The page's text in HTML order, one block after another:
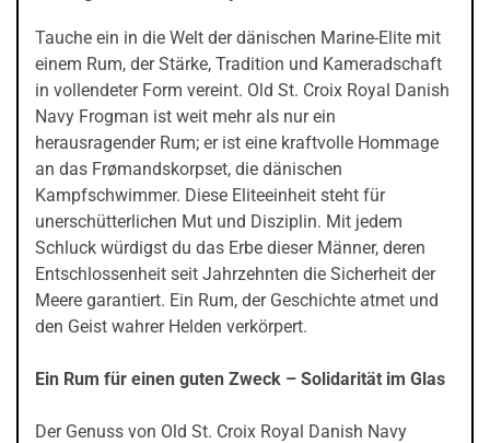
Tauche ein in die Welt der dänischen Marine-Elite mit
einem Rum, der Stärke, Tradition und Kameradschaft
in vollendeter Form vereint. Old St. Croix Royal Danish
Navy Frogman ist weit mehr als nur ein
herausragender Rum; er ist eine kraftvolle Hommage
an das Frømandskorpset, die dänischen
Kampfschwimmer. Diese Eliteeinheit steht für
unerschütterlichen Mut und Disziplin. Mit jedem
Schluck würdigst du das Erbe dieser Männer, deren
Entschlossenheit seit Jahrzehnten die Sicherheit der
Meere garantiert. Ein Rum, der Geschichte atmet und
den Geist wahrer Helden verkörpert.
Ein Rum für einen guten Zweck – Solidarität im Glas
Der Genuss von Old St. Croix Royal Danish Navy